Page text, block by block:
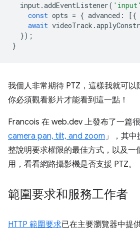
input.addEventListener( 'input'
const opts = { advanced : [{
await videoTrack .
});
}
我個人非常期待 PTZ，這樣我就可
你必須觀看影片才能看到這一點！
Francois 在 web.dev 上發布了一篇
camera pan, tilt, and zoom」，其中
整說明要求權限的最佳方式，以及一
用，看看網路攝影機是否支援 PTZ。
範圍要求和服務工作者
HTTP 範圍要求已在主要瀏覽器中提